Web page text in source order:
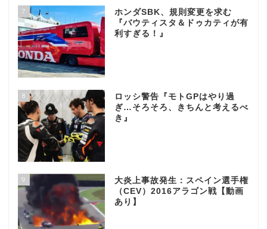
7
ホンダSBK、規則変更を求む
『バウティスタ＆ドゥカティが有
利すぎる！』
8
ロッシ警告『モトGPはやり過
ぎ…そろそろ、きちんと考えるべ
き』
9
大炎上事故発生：スペイン選手権
（CEV）2016アラゴン戦【動画
あり】